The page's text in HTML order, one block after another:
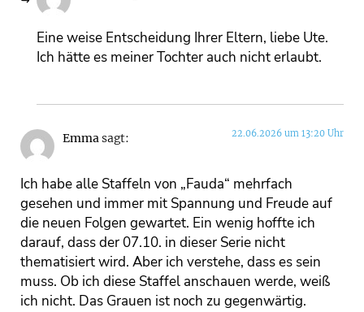
Eine weise Entscheidung Ihrer Eltern, liebe Ute.
Ich hätte es meiner Tochter auch nicht erlaubt.
Emmasagt: 22.06.2026 um 13:20 Uhr
Ich habe alle Staffeln von „Fauda“ mehrfach
gesehen und immer mit Spannung und Freude auf
die neuen Folgen gewartet. Ein wenig hoffte ich
darauf, dass der 07.10. in dieser Serie nicht
thematisiert wird. Aber ich verstehe, dass es sein
muss. Ob ich diese Staffel anschauen werde, weiß
ich nicht. Das Grauen ist noch zu gegenwärtig.